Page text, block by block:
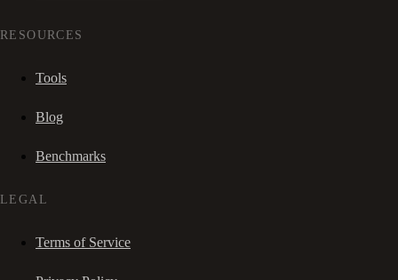
RESOURCES
Tools
Blog
Benchmarks
LEGAL
Terms of Service